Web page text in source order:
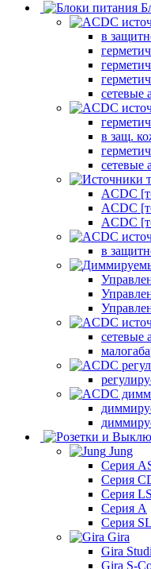
в
сетевые
в защ.
сетевые
ACDC
ACDC
ACDC
в
сетевые
Jung
Серия
Серия
Серия LS
Серия A
Серия SL
Gira
Gira
Gira S-